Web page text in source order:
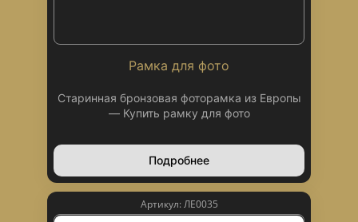
Рамка для фото
Старинная бронзовая фоторамка из Европы
— Купить рамку для фото
Подробнее
Артикул: ЛЕ0035